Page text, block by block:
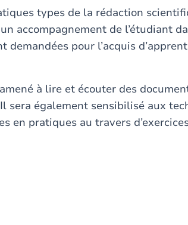
types de la rédaction
accompagnement de l’étudiant
pour l’acquis
à lire et écouter des
sera également sensibilisé aux
en pratiques au travers